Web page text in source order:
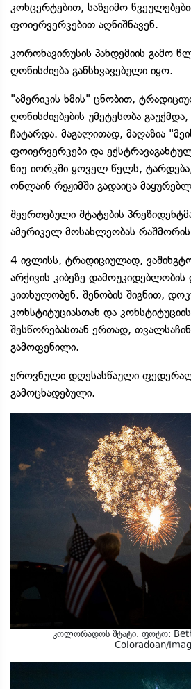
კონცერტებით, საზეიმო
ფოიერვერკებით აღნიშნავენ.
კორონავირუსის პანდემიის გამო
ღონისძიება განსხვავებული იყო.
"ამერიკის ხმის" ცნობით,
ღონისძიებების უმეტესობა
ჩატარდა. მაგალითად, მაღაზია
ფოიერვერკები და
ნიუ-იორკში ყოველ წელს,
ონლაინ რეჟიმში გადაიცა
შეერთებული შტატების
ამერიკელ მოსახლეობას
4 ივლისს, ტრადიციულად,
არქივის კიბეზე
კითხულობენ. შენობის შიგნით,
კონსტიტუციასთან და
შესწორებასთან ერთად,
გამოფენილი.
ეროვნული დღესასწაული
გამოცხადებული.
კოლორადოს შტატი. ფოტო:
Coloradoan/